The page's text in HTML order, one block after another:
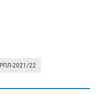
РПЛ-2021/22